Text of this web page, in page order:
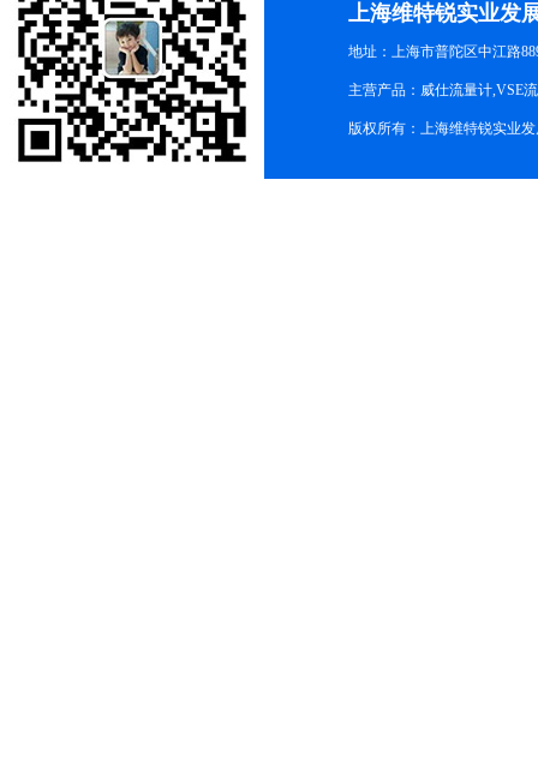
上海维特锐实业发
地址：上海市普陀区中江路
主营产品：威仕流量计,VSE
版权所有：上海维特锐实业